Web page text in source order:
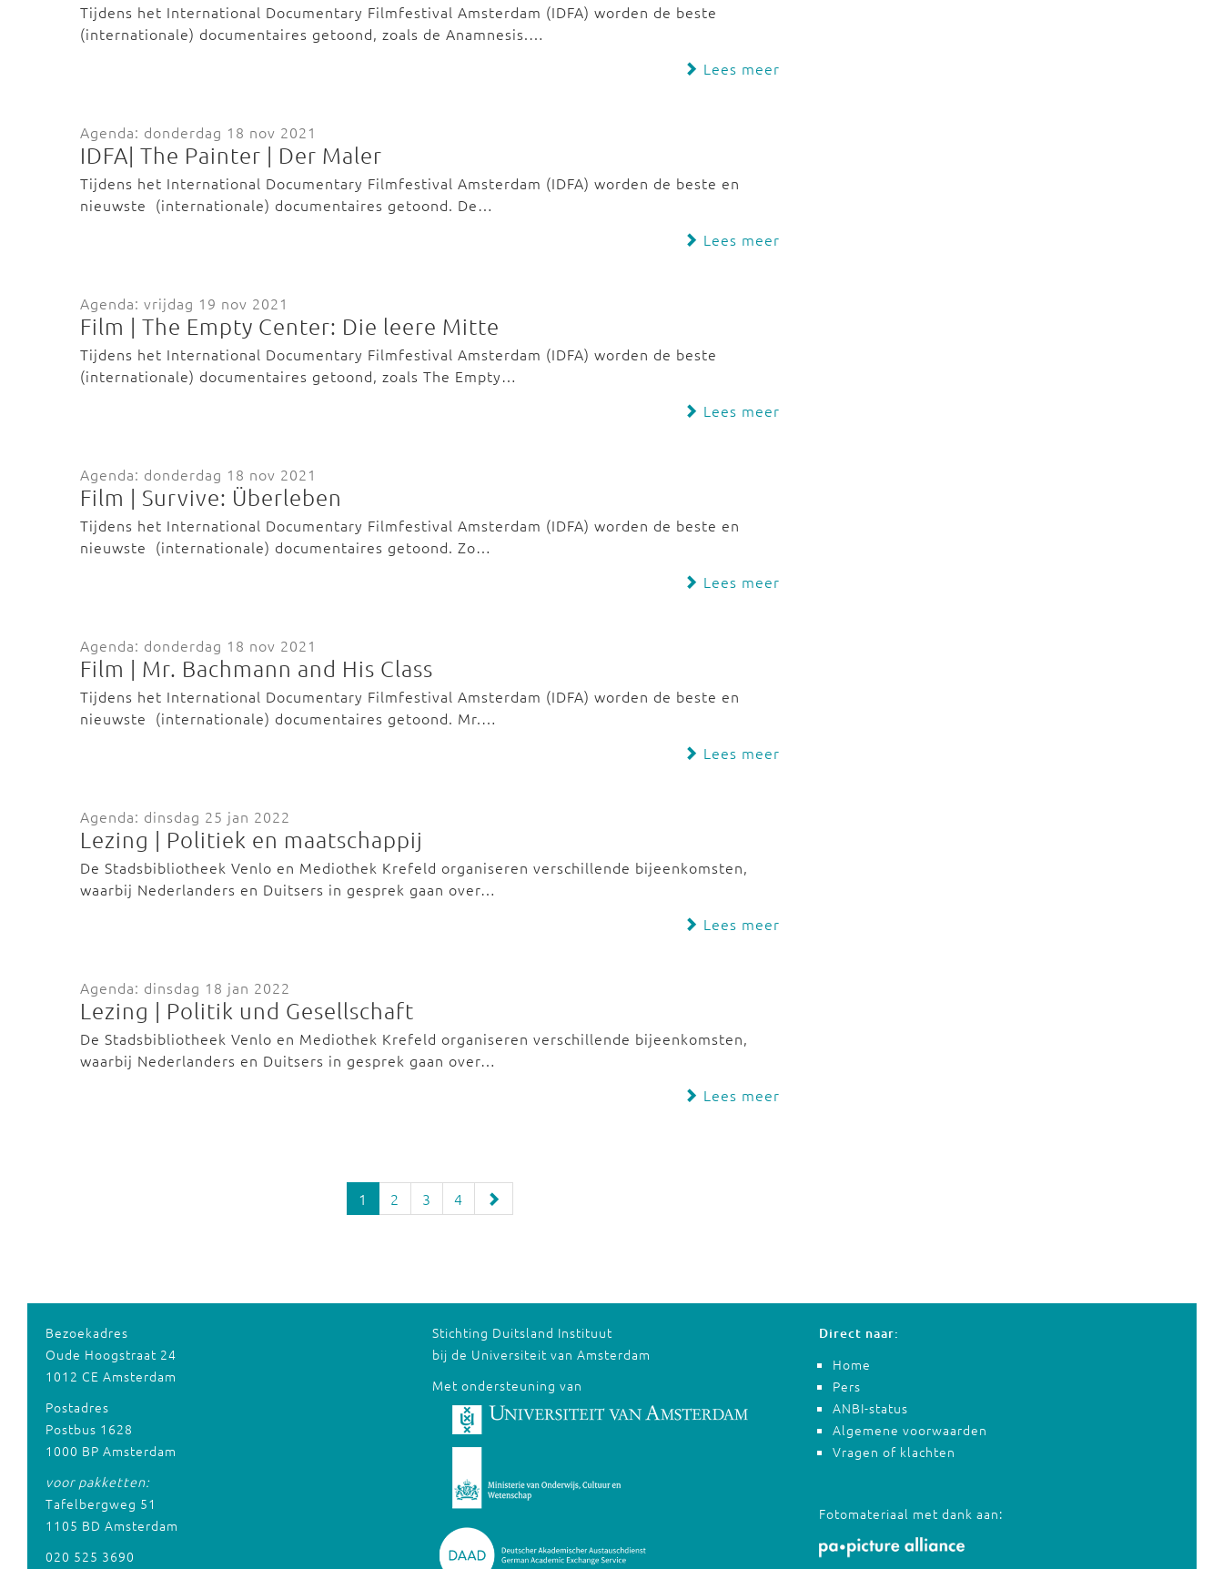
Tijdens het International Documentary Filmfestival Amsterdam (IDFA) worden de beste
(internationale) documentaires getoond, zoals de Anamnesis.…
Lees meer
Agenda: donderdag 18 nov 2021
IDFA| The Painter | Der Maler
Tijdens het International Documentary Filmfestival Amsterdam (IDFA) worden de beste en
nieuwste (internationale) documentaires getoond. De…
Lees meer
Agenda: vrijdag 19 nov 2021
Film | The Empty Center: Die leere Mitte
Tijdens het International Documentary Filmfestival Amsterdam (IDFA) worden de beste
(internationale) documentaires getoond, zoals The Empty…
Lees meer
Agenda: donderdag 18 nov 2021
Film | Survive: Überleben
Tijdens het International Documentary Filmfestival Amsterdam (IDFA) worden de beste en
nieuwste (internationale) documentaires getoond. Zo…
Lees meer
Agenda: donderdag 18 nov 2021
Film | Mr. Bachmann and His Class
Tijdens het International Documentary Filmfestival Amsterdam (IDFA) worden de beste en
nieuwste (internationale) documentaires getoond. Mr.…
Lees meer
Agenda: dinsdag 25 jan 2022
Lezing | Politiek en maatschappij
De Stadsbibliotheek Venlo en Mediothek Krefeld organiseren verschillende bijeenkomsten,
waarbij Nederlanders en Duitsers in gesprek gaan over…
Lees meer
Agenda: dinsdag 18 jan 2022
Lezing | Politik und Gesellschaft
De Stadsbibliotheek Venlo en Mediothek Krefeld organiseren verschillende bijeenkomsten,
waarbij Nederlanders en Duitsers in gesprek gaan over…
Lees meer
1 2 3 4
Bezoekadres
Oude Hoogstraat 24
1012 CE Amsterdam
Postadres
Postbus 1628
1000 BP Amsterdam
voor pakketten:
Tafelbergweg 51
1105 BD Amsterdam
020 525 3690
Stichting Duitsland Instituut
bij de Universiteit van Amsterdam
Met ondersteuning van
Direct naar:
Home
Pers
ANBI-status
Algemene voorwaarden
Vragen of klachten
Fotomateriaal met dank aan: